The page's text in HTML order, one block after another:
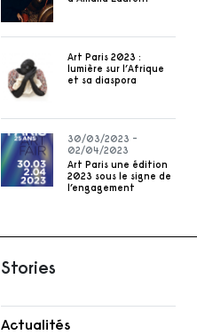
Art Paris 2023 :
lumière sur l’Afrique
et sa diaspora
30/03/2023 -
02/04/2023
Art Paris une édition
2023 sous le signe de
l’engagement
Stories
Actualités